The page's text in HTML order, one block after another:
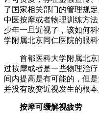
了国家相关部门的管理规
中医按摩或者物理训练方
少年一旦近视了，该如何
学附属北京同仁医院的眼科
首都医科大学附属北京
过按摩或者是一些物理治
间内提高是有可能的，但
并没有改变近视发生的根
按摩可缓解视疲劳